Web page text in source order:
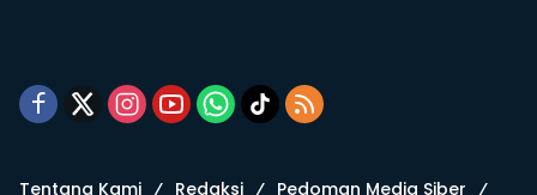
Tentang Kami Redaksi Pedoman Media Siber